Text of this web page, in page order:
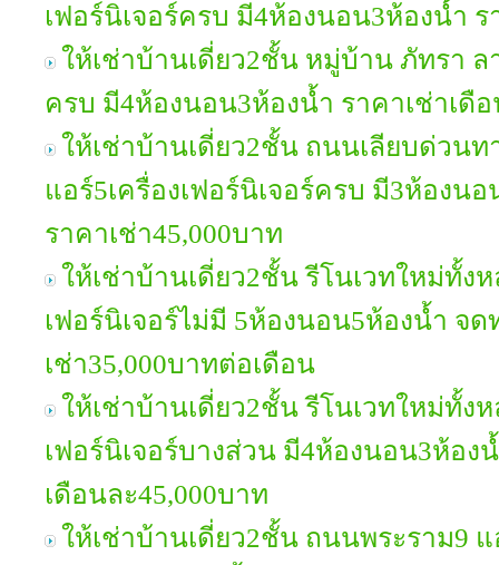
เฟอร์นิเจอร์ครบ มี4ห้องนอน3ห้องน้ำ ร
ให้เช่าบ้านเดี่ยว2ชั้น หมู่บ้าน ภัทรา ล
ครบ มี4ห้องนอน3ห้องน้ำ ราคาเช่าเดื
ให้เช่าบ้านเดี่ยว2ชั้น ถนนเลียบด่วน
แอร์5เครื่องเฟอร์นิเจอร์ครบ มี3ห้องน
ราคาเช่า45,000บาท
ให้เช่าบ้านเดี่ยว2ชั้น รีโนเวทใหม่ทั้ง
เฟอร์นิเจอร์ไม่มี 5ห้องนอน5ห้องน้ำ จ
เช่า35,000บาทต่อเดือน
ให้เช่าบ้านเดี่ยว2ชั้น รีโนเวทใหม่ทั้ง
เฟอร์นิเจอร์บางส่วน มี4ห้องนอน3ห้อง
เดือนละ45,000บาท
ให้เช่าบ้านเดี่ยว2ชั้น ถนนพระราม9 แ